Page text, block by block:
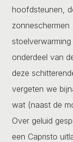
hoofdsteunen,
onderdeel van
deze
vergeten we
wat (naast de
Over geluid
een Capristo